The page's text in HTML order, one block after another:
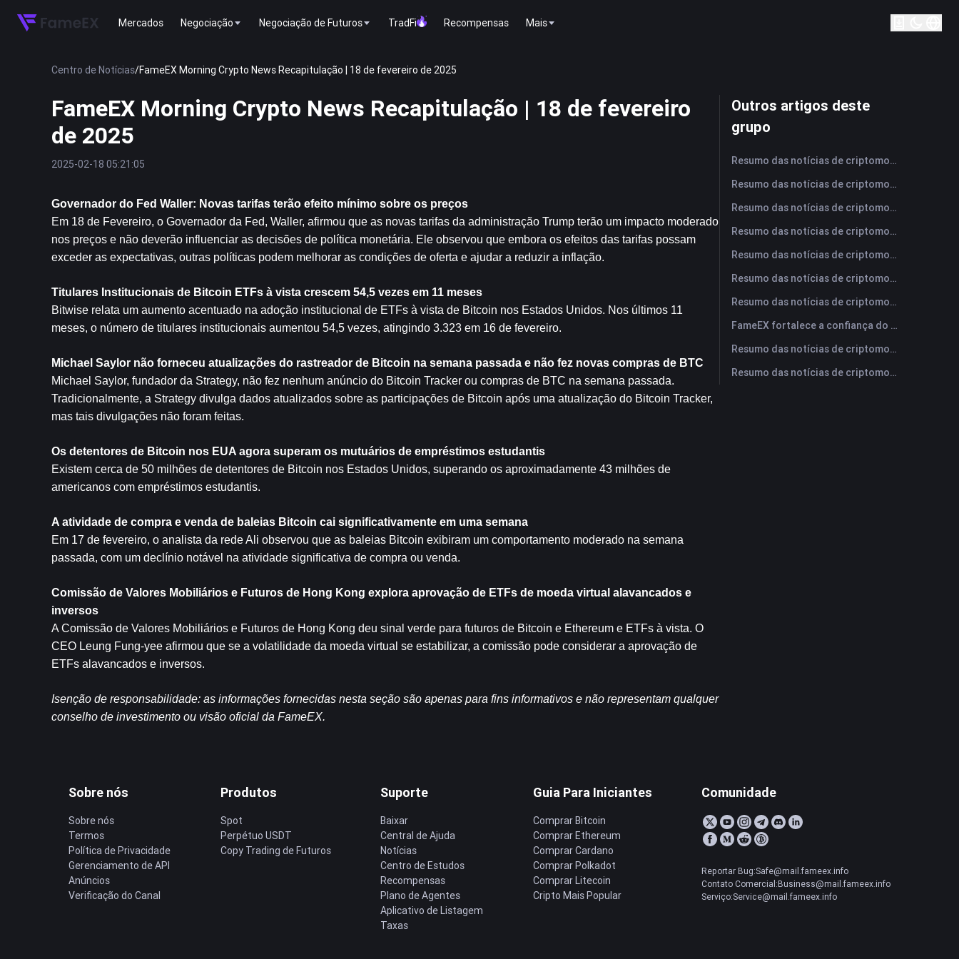
Mercados Negociação Negociação de Futuros TradFi Recompensas Mais
Centro de Notícias/FameEX Morning Crypto News Recapitulação | 18 de fevereiro de 2025
FameEX Morning Crypto News Recapitulação | 18 de fevereiro
de 2025
2025-02-18 05:21:05
Governador do Fed Waller: Novas tarifas terão efeito mínimo sobre os preços
Em 18 de Fevereiro, o Governador da Fed, Waller, afirmou que as novas tarifas da administração Trump terão um impacto moderado
nos preços e não deverão influenciar as decisões de política monetária. Ele observou que embora os efeitos das tarifas possam
exceder as expectativas, outras políticas podem melhorar as condições de oferta e ajudar a reduzir a inflação.
Titulares Institucionais de Bitcoin ETFs à vista crescem 54,5 vezes em 11 meses
Bitwise relata um aumento acentuado na adoção institucional de ETFs à vista de Bitcoin nos Estados Unidos. Nos últimos 11
meses, o número de titulares institucionais aumentou 54,5 vezes, atingindo 3.323 em 16 de fevereiro.
Michael Saylor não forneceu atualizações do rastreador de Bitcoin na semana passada e não fez novas compras de BTC
Michael Saylor, fundador da Strategy, não fez nenhum anúncio do Bitcoin Tracker ou compras de BTC na semana passada.
Tradicionalmente, a Strategy divulga dados atualizados sobre as participações de Bitcoin após uma atualização do Bitcoin Tracker,
mas tais divulgações não foram feitas.
Os detentores de Bitcoin nos EUA agora superam os mutuários de empréstimos estudantis
Existem cerca de 50 milhões de detentores de Bitcoin nos Estados Unidos, superando os aproximadamente 43 milhões de
americanos com empréstimos estudantis.
A atividade de compra e venda de baleias Bitcoin cai significativamente em uma semana
Em 17 de fevereiro, o analista da rede Ali observou que as baleias Bitcoin exibiram um comportamento moderado na semana
passada, com um declínio notável na atividade significativa de compra ou venda.
Comissão de Valores Mobiliários e Futuros de Hong Kong explora aprovação de ETFs de moeda virtual alavancados e
inversos
A Comissão de Valores Mobiliários e Futuros de Hong Kong deu sinal verde para futuros de Bitcoin e Ethereum e ETFs à vista. O
CEO Leung Fung-yee afirmou que se a volatilidade da moeda virtual se estabilizar, a comissão pode considerar a aprovação de
ETFs alavancados e inversos.
Isenção de responsabilidade: as informações fornecidas nesta seção são apenas para fins informativos e não representam qualquer
conselho de investimento ou visão oficial da FameEX.
Outros artigos deste
grupo
Resumo das notícias de criptomoedas da FameEX hoje | 6 de agosto de 2026
Resumo das notícias de criptomoedas da FameEX hoje | 5 de agosto de 2026
Resumo das notícias de criptomoedas da FameEX hoje | 4 de agosto de 2026
Resumo das notícias de criptomoedas da FameEX hoje | 3 de agosto de 2026
Resumo das notícias de criptomoedas da FameEX hoje | 31 de julho de 2026
Resumo das notícias de criptomoedas da FameEX hoje | 30 de julho de 2026
Resumo das notícias de criptomoedas da FameEX hoje | 29 de julho de 2026
FameEX fortalece a confiança do usuário por meio de oito anos de operações estáveis ​​e crescimento global
Resumo das notícias de criptomoedas da FameEX hoje | 28 de julho de 2026
Resumo das notícias de criptomoedas da FameEX hoje | 27 de julho de 2026
Sobre nós
Sobre nós
Termos
Política de Privacidade
Gerenciamento de API
Anúncios
Verificação do Canal
Produtos
Spot
Perpétuo USDT
Copy Trading de Futuros
Suporte
Baixar
Central de Ajuda
Notícias
Centro de Estudos
Recompensas
Plano de Agentes
Aplicativo de Listagem
Taxas
Guia Para Iniciantes
Comprar Bitcoin
Comprar Ethereum
Comprar Cardano
Comprar Polkadot
Comprar Litecoin
Cripto Mais Popular
Comunidade
Reportar Bug:Safe@mail.fameex.info
Contato Comercial:Business@mail.fameex.info
Serviço:Service@mail.fameex.info